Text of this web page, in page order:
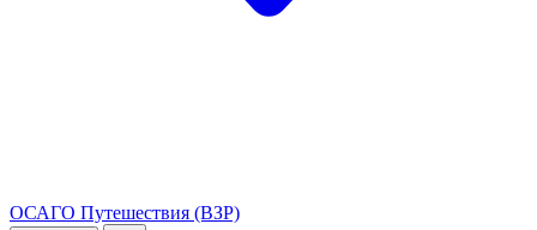
ОСАГО Путешествия (ВЗР)